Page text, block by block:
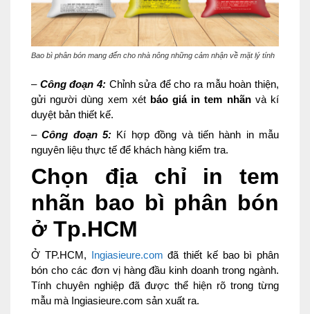
Bao bì phân bón mang đến cho nhà nông những cảm nhận về mặt lý tính
– Công đoạn 4: Chỉnh sửa để cho ra mẫu hoàn thiện,
gửi người dùng xem xét báo giá in tem nhãnvà kí
duyệt bản thiết kế.
–Công đoạn 5: Kí hợp đồng và tiến hành in mẫu
nguyên liệu thực tế để khách hàng kiểm tra.
Chọn địa chỉ in tem
nhãn bao bì phân bón
ở Tp.HCM
Ở TP.HCM, Ingiasieure.com đã thiết kế bao bì phân
bón cho các đơn vị hàng đầu kinh doanh trong ngành.
Tính chuyên nghiệp đã được thể hiện rõ trong từng
mẫu mà Ingiasieure.com sản xuất ra.